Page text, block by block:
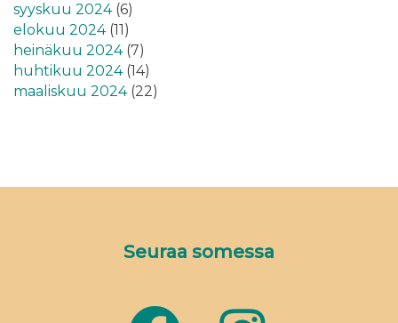
syyskuu 2024(6)
elokuu 2024(11)
heinäkuu 2024(7)
huhtikuu 2024(14)
maaliskuu 2024(22)
Seuraa somessa